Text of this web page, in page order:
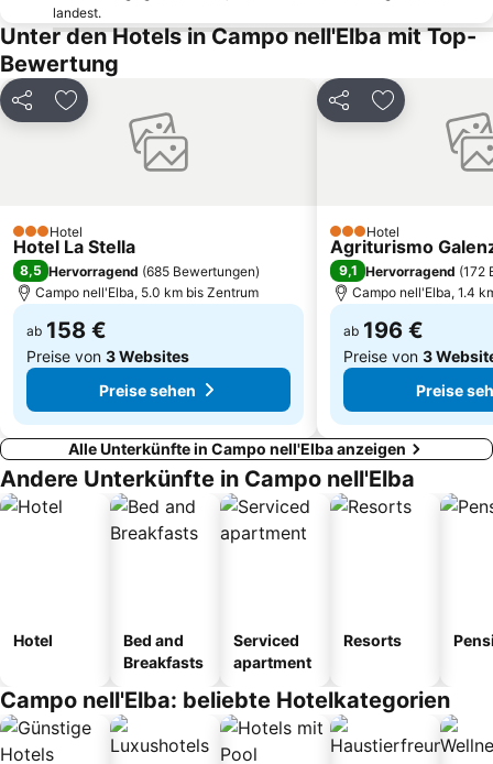
Procchio beach
Centro Storico di Portoferraio Di Sant'Andrea
Chiessi
Ippodromo dei Pini
Spiaggia dell'Innamorata
Spiaggia della Conchiglia
landest.
Unter den Hotels in Campo nell'Elba mit Top-
Bewertung
Teilen Zu Favoriten hinzufügen
3 Sterne
Hotel
Hotel La Stella
8,5 Hervorragend (685 Bewertungen)
Campo nell'Elba, 5.0 km bis Zentrum
ab 158 €
Preise von 3 Websites
Preise sehen
Teilen Zu Favoriten
3 Sterne
Hotel
Agriturismo
9,1 Hervorragend (172
Campo nell'Elba, 1.4
ab 196 €
Preise von 3
Preise
Alle Unterkünfte in Campo nell'Elba anzeigen
Andere Unterkünfte in Campo nell'Elba
Hotel
Bed and
Breakfasts
Serviced
apartment
Resorts
Campo nell'Elba: beliebte Hotelkategorien